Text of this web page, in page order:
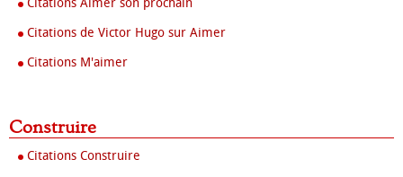
Citations Aimer son prochain
Citations de Victor Hugo sur Aimer
Citations M'aimer
Construire
Citations Construire